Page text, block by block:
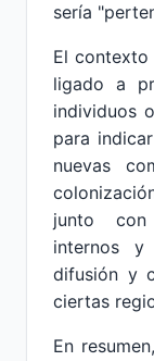
sería
El
ligado a
individuos
para
nuevas
junto con
internos
difusión y
ciertas
En